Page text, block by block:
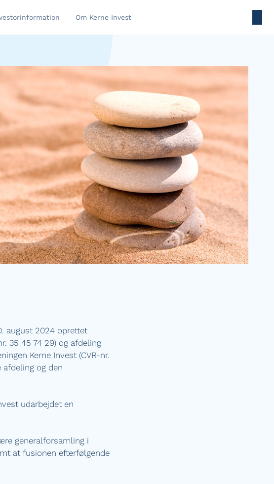
Om Kerne Invest
august 2024 oprettet
35 45 74 29) og afdeling
Kerne Invest (CVR-nr.
og den
udarbejdet en
generalforsamling i
at fusionen efterfølgende